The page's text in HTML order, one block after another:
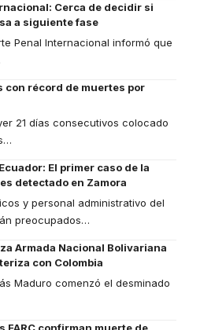
Cerca de decidir si
a siguiente fase
Penal Internacional informó que
con récord de muertes por
21 días consecutivos colocado
…
El primer caso de la
detectado en Zamora
y personal administrativo del
preocupados…
Armada Nacional Bolivariana
con Colombia
Maduro comenzó el desminado